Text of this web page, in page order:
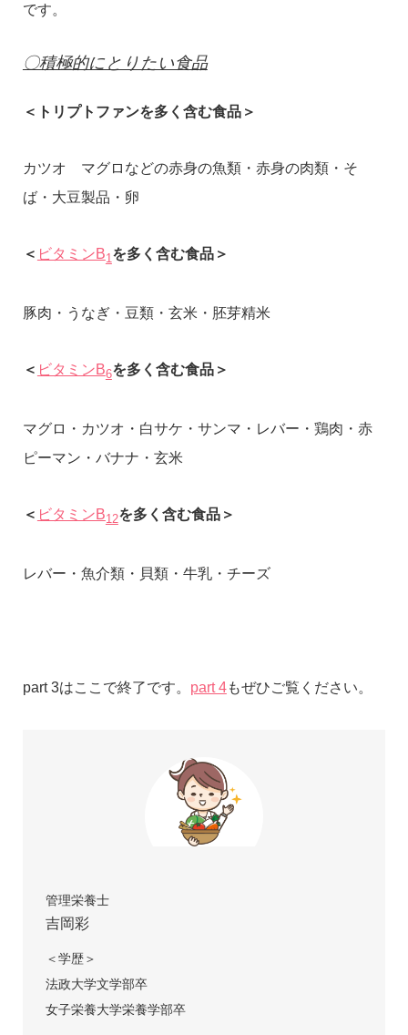
です。
〇積極的にとりたい食品
＜トリプトファンを多く含む食品＞
カツオ マグロなどの赤身の魚類・赤身の肉類・そ
ば・大豆製品・卵
＜ ビタミンB1を多く含む食品＞
豚肉・うなぎ・豆類・玄米・胚芽精米
＜ ビタミンB6を多く含む食品＞
マグロ・カツオ・白サケ・サンマ・レバー・鶏肉・赤
ピーマン・バナナ・玄米
＜ ビタミンB12を多く含む食品＞
レバー・魚介類・貝類・牛乳・チーズ
part 3はここで終了です。 part 4もぜひご覧ください。
管理栄養士
吉岡彩
＜学歴＞
法政大学文学部卒
女子栄養大学栄養学部卒